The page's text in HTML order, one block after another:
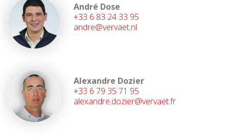
André Dose
+33 6 83 24 33 95
andre@vervaet.nl
Alexandre Dozier
+33 6 79 35 71 95
alexandre.dozier@vervaet.fr